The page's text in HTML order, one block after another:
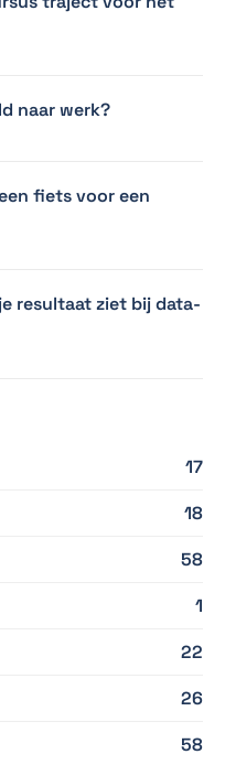
naar werk?
fiets voor een
resultaat ziet bij data-
17
18
58
1
22
26
58